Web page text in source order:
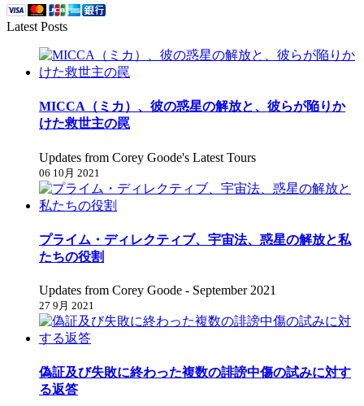
Latest Posts
MICCA（ミカ）、彼の惑星の解放と、彼らが陥りか
けた救世主の罠
Updates from Corey Goode's Latest Tours
06 10月 2021
プライム・ディレクティブ、宇宙法、惑星の解放と私
たちの役割
Updates from Corey Goode - September 2021
27 9月 2021
偽証及び失敗に終わった複数の誹謗中傷の試みに対す
る返答